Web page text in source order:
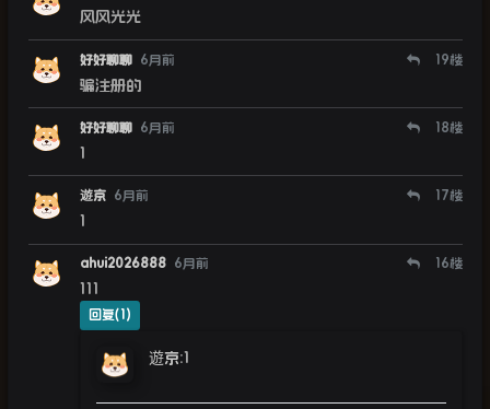
风风光光
好好聊聊 6月前 19楼
骗注册的
好好聊聊 6月前 18楼
1
遊京 6月前 17楼
1
ahui2026888 6月前 16楼
111
回复(1)
遊京:1